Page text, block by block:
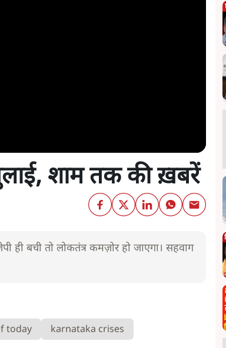
शाम तक की ख़बरें
ही बची तो लोकतंत्र कमज़ोर हो जाएगा। सहवाग
today karnataka crises